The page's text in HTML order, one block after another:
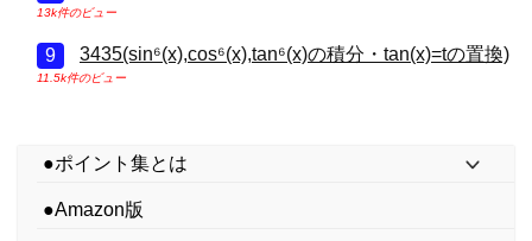
13k件のビュー
3435(sin⁶(x),cos⁶(x),tan⁶(x)の積分・tan(x)=tの置換)
11.5k件のビュー
●ポイント集とは
●Amazon版